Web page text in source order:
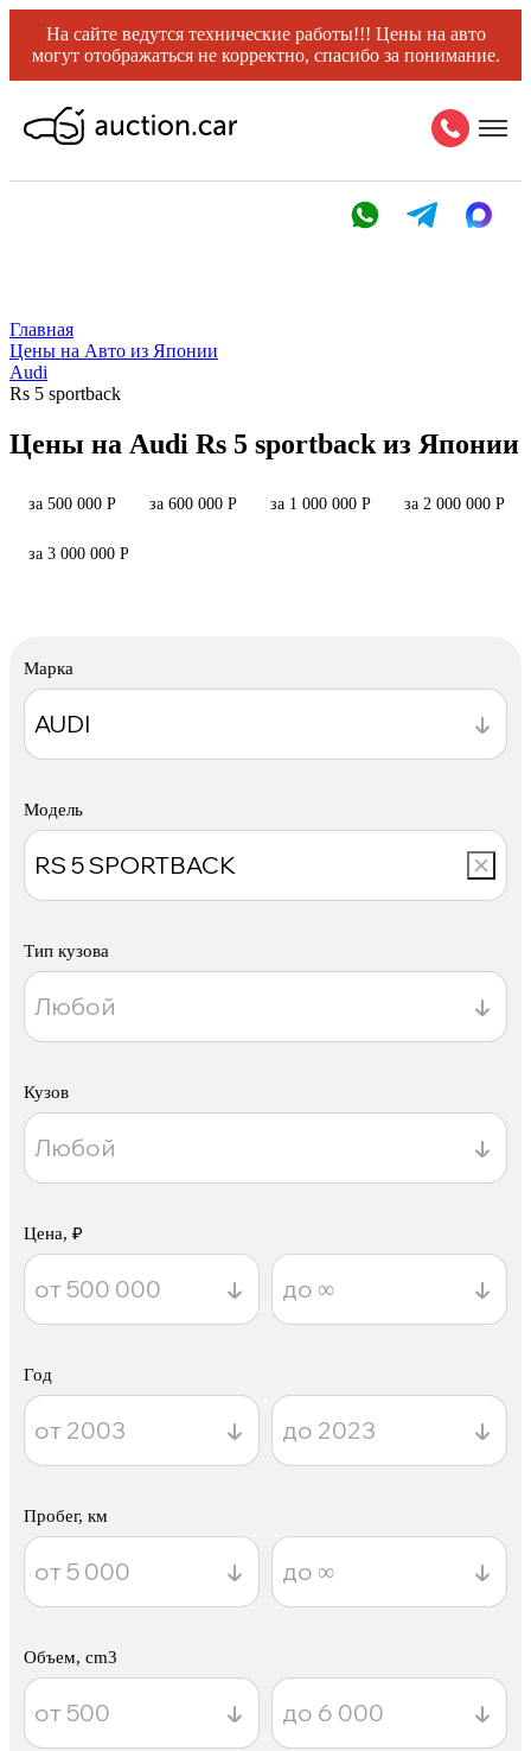
На сайте ведутся технические работы!!! Цены на авто
могут отображаться не корректно, спасибо за понимание.
Главная
Цены на Авто из Японии
Audi
Rs 5 sportback
Цены на Audi Rs 5 sportback из Японии
за 500 000 Р за 600 000 Р за 1 000 000 Р за 2 000 000 Р
за 3 000 000 Р
Марка
Модель
Тип кузова
Кузов
Цена, ₽
Год
Пробег, км
Объем, cm3